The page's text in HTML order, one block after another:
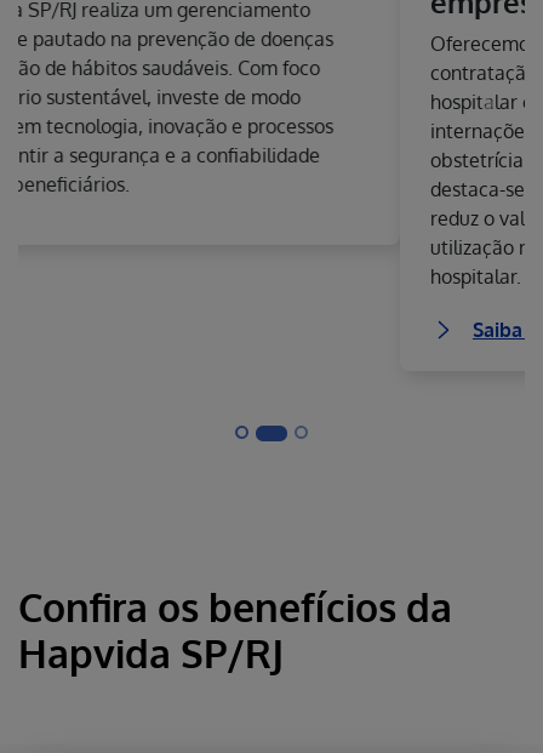
Oferecemos modalidades variadas de
contratação. As opções ambulatorial e
hospitalar cobrem consultas, exames e
internações clínicas e cirúrgicas, com ou sem
obstetrícia. Entre as contratações opcionais
destaca-se a copartipação, modalidade que
reduz o valor do plano de saúde e estimula a
Saiba mais sobre os planos empresariais
Next
Confira os benefícios da
Hapvida SP/RJ